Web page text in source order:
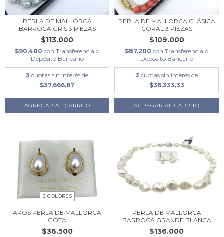
PERLA DE MALLORCA
BARROCA GRIS 3 PIEZAS
$113.000
$90.400 con Transferencia o
Depósito Bancario
3 cuotas sin interés de
$37.666,67
PERLA DE MALLORCA CLÁSICA
CORAL 3 PIEZAS
$109.000
$87.200 con Transferencia o
Depósito Bancario
3 cuotas sin interés de
$36.333,33
2 COLORES
AROS PERLA DE MALLORCA
GOTA
$36.500
PERLA DE MALLORCA
BARROCA GRANDE BLANCA
$136.000